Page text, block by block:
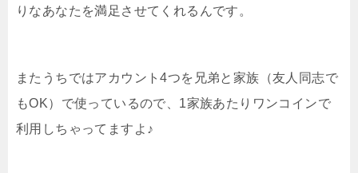
りなあなたを満足させてくれるんです。
またうちではアカウント4つを兄弟と家族（友人同志で
もOK）で使っているので、1家族あたりワンコインで
利用しちゃってますよ♪